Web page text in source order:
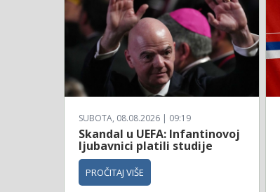
SUBOTA, 08.08.2026 | 09:19
Skandal u UEFA: Infantinovoj
ljubavnici platili studije
PROČITAJ VIŠE